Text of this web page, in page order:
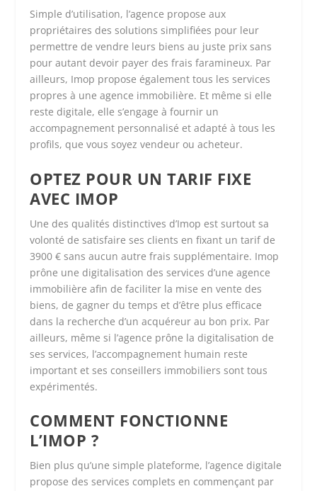
Simple d’utilisation, l’agence propose aux
propriétaires des solutions simplifiées pour leur
permettre de vendre leurs biens au juste prix sans
pour autant devoir payer des frais faramineux. Par
ailleurs, Imop propose également tous les services
propres à une agence immobilière. Et même si elle
reste digitale, elle s’engage à fournir un
accompagnement personnalisé et adapté à tous les
profils, que vous soyez vendeur ou acheteur.
OPTEZ POUR UN TARIF FIXE
AVEC IMOP
Une des qualités distinctives d’Imop est surtout sa
volonté de satisfaire ses clients en fixant un tarif de
3900 € sans aucun autre frais supplémentaire. Imop
prône une digitalisation des services d’une agence
immobilière afin de faciliter la mise en vente des
biens, de gagner du temps et d’être plus efficace
dans la recherche d’un acquéreur au bon prix. Par
ailleurs, même si l’agence prône la digitalisation de
ses services, l’accompagnement humain reste
important et ses conseillers immobiliers sont tous
expérimentés.
COMMENT FONCTIONNE
L’IMOP ?
Bien plus qu’une simple plateforme, l’agence digitale
propose des services complets en commençant par